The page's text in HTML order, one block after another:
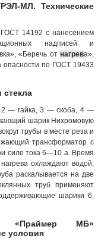
МЛ. Технические
ГОСТ 14192 с нанесением
надписей и
«Беречь от нагрева»,
опасности по ГОСТ 19433
стекла
2 — гайка, 3 — скоба, 4 —
шарик Нихромовую
трубы в месте реза и
трансформатор с
силе тока 6—10 а. Время
охлаждают водой;
раскалывается на две
труб применяют
шарики 6,
«Праймер МБ»
условия